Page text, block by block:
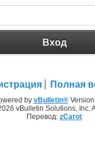
Вход
Полная
by vBulletin®Version
vBulletin Solutions, Inc.
Перевод: zCarot